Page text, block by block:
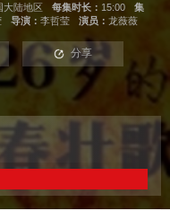
大陆地区 每集时长： 15:00
集
导演： 李哲莹 演员： 龙薇薇
分享